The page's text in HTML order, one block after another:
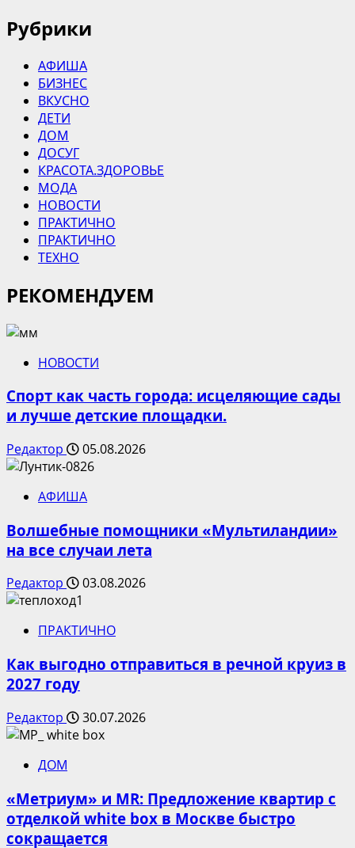
Рубрики
АФИША
БИЗНЕС
ВКУСНО
ДЕТИ
ДОМ
ДОСУГ
КРАСОТА.ЗДОРОВЬЕ
МОДА
НОВОСТИ
ПРАКТИЧНО
ПРАКТИЧНО
ТЕХНО
РЕКОМЕНДУЕМ
НОВОСТИ
Спорт как часть города: исцеляющие сады
и лучше детские площадки.
Редактор 05.08.2026
АФИША
Волшебные помощники «Мультиландии»
на все случаи лета
Редактор 03.08.2026
ПРАКТИЧНО
Как выгодно отправиться в речной круиз в
2027 году
Редактор 30.07.2026
ДОМ
«Метриум» и MR: Предложение квартир с
отделкой white box в Москве быстро
сокращается